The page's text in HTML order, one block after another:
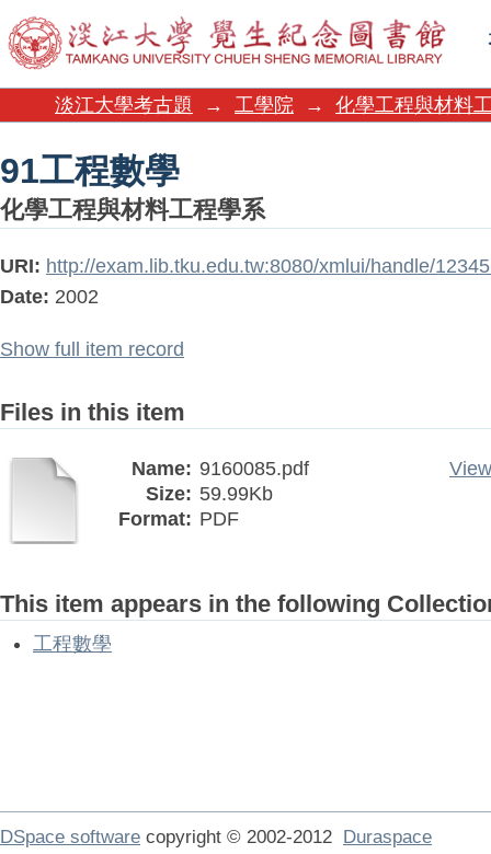
91工程數學
淡江大學考古題 → 工學院 → 化學工程與材料
91工程數學
化學工程與材料工程學系
URI: http://exam.lib.tku.edu.tw:8080/xmlui/handle/
Date: 2002
Show full item record
Files in this item
Name: 9160085.pdf
Size: 59.99Kb
Format: PDF
This item appears in the following
工程數學
DSpace software copyright © 2002-2012 Duraspace